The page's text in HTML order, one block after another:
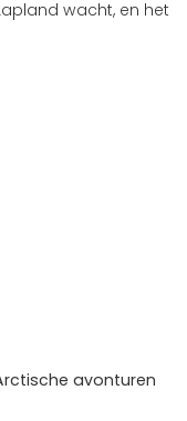
wacht, en het
avonturen